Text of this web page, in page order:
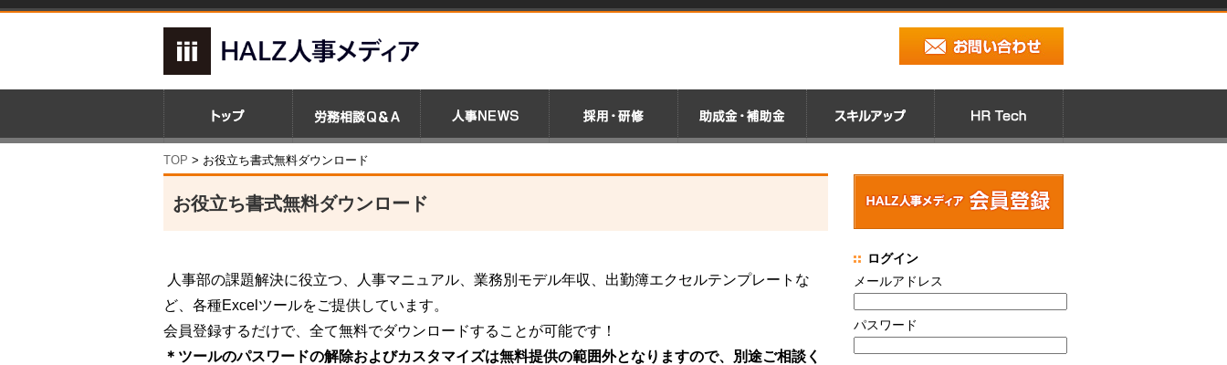
TOP > お役立ち書式無料ダウンロード
お役立ち書式無料ダウンロード
人事部の課題解決に役立つ、人事マニュアル、業務別モデル年収、出勤簿エクセルテンプレートな
ど、各種Excelツールをご提供しています。
会員登録するだけで、全て無料でダウンロードすることが可能です！
＊ツールのパスワードの解除およびカスタマイズは無料提供の範囲外となりますので、別途ご相談く
ログイン
メールアドレス
パスワード